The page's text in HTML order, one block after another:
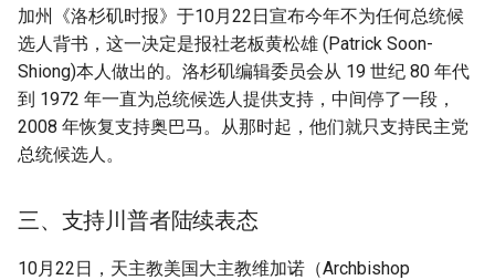
加州《洛杉矶时报》于10月22日宣布今年不为任何总统候
选人背书，这一决定是报社老板黄松雄 (Patrick Soon-
Shiong)本人做出的。洛杉矶编辑委员会从 19 世纪 80 年代
到 1972 年一直为总统候选人提供支持，中间停了一段，
2008 年恢复支持奥巴马。从那时起，他们就只支持民主党
总统候选人。
三、支持川普者陆续表态
10月22日，天主教美国大主教维加诺（Archbishop